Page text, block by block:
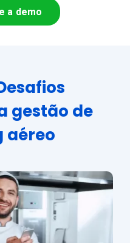
a demo
gestão de
aéreo